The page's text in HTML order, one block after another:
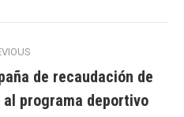
post:
de recaudación de
programa deportivo